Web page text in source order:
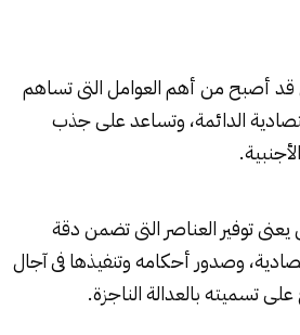
أصبح من أهم العوامل التى تساهم
الدائمة، وتساعد على جذب
توفير العناصر التى تضمن دقة
وصدور أحكامه وتنفيذها فى آجال
تسميته بالعدالة الناجزة.